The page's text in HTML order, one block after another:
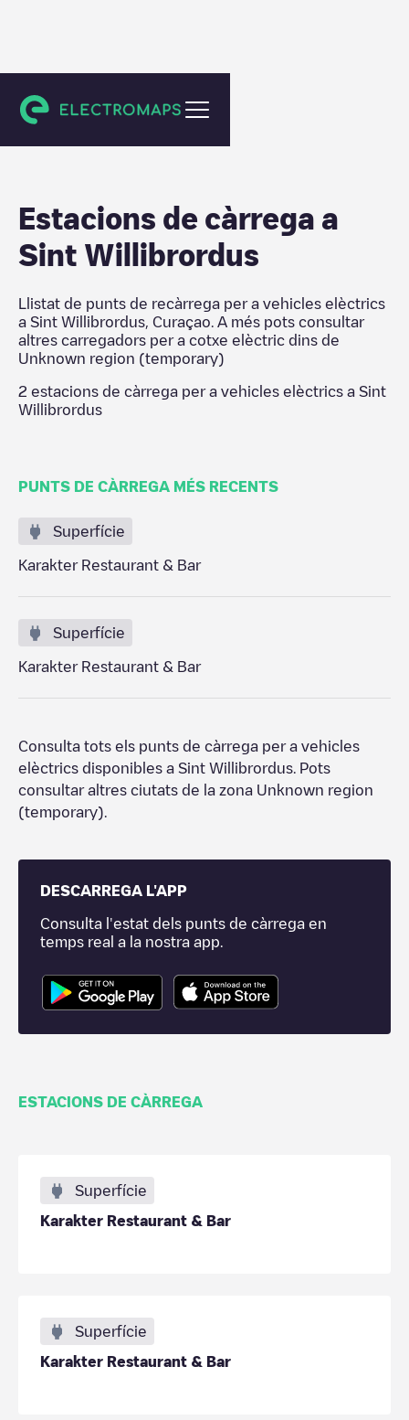
Unknown region (temporary)
Estacions de càrrega a
Sint Willibrordus
Llistat de punts de recàrrega per a vehicles elèctrics
a Sint Willibrordus Curaçao . A més pots consultar
altres carregadors per a cotxe elèctric dins de
Unknown region (temporary)
2 estacions de càrrega per a vehicles elèctrics a Sint
Willibrordus
PUNTS DE CÀRREGA MÉS RECENTS
Superfície
Karakter Restaurant & Bar
Superfície
Karakter Restaurant & Bar
Consulta tots els punts de càrrega per a vehicles
elèctrics disponibles a Sint Willibrordus . Pots
consultar altres ciutats de la zona Unknown region
(temporary)
DESCARREGA L'APP
Consulta l'estat dels punts de càrrega en
temps real a la nostra app.
ESTACIONS DE CÀRREGA
Superfície
Karakter Restaurant & Bar
Superfície
Karakter Restaurant & Bar